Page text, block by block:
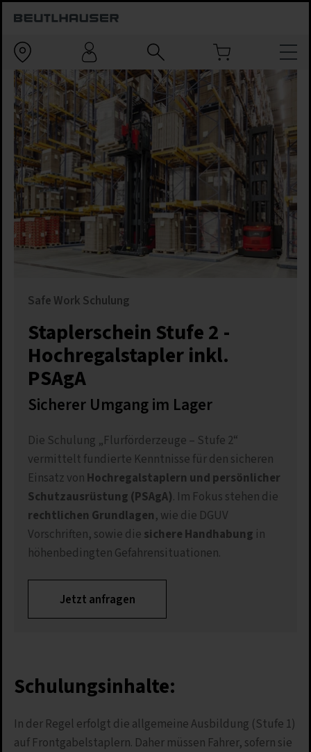
Safe Work Schulung
Staplerschein Stufe 2 -
Hochregalstapler inkl.
PSAgA
Sicherer Umgang im Lager
Die Schulung „Flurförderzeuge – Stufe 2“
vermittelt fundierte Kenntnisse für den sicheren
Einsatz von Hochregalstaplern und persönlicher
Schutzausrüstung (PSAgA). Im Fokus stehen die
rechtlichen Grundlagen, wie die DGUV
Vorschriften, sowie die sichere Handhabung in
höhenbedingten Gefahrensituationen.
Jetzt anfragen
Schulungsinhalte:
In der Regel erfolgt die allgemeine Ausbildung (Stufe 1)
auf Frontgabelstaplern. Daher müssen Fahrer, sofern sie